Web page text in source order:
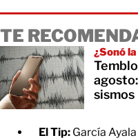
TE
¿Sonó
sismos
El Tip: García